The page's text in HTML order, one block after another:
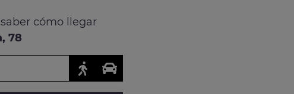
cómo llegar
78